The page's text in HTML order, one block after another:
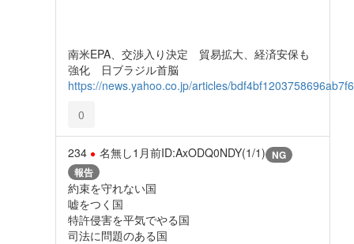
南米EPA、交渉入り決定 貿易拡大、経済安保も
強化 日ブラジル首脳
https://news.yahoo.co.jp/articles/
0
234 名無し1月前ID:AxODQ0NDY(1/1) NG
報告
約束を守れない国
嘘をつく国
特許侵害を平気でやる国
司法に問題のある国